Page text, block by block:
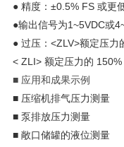
● 精度：±0.5% FS 或更
●输出信号为1~5VDC或
● 过压：<ZLV>额定压力
< ZLI> 额定压力的 150%
■ 应用和成果示例
■ 压缩机排气压力测量
■ 泵排放压力测量
■ 敞口储罐的液位测量